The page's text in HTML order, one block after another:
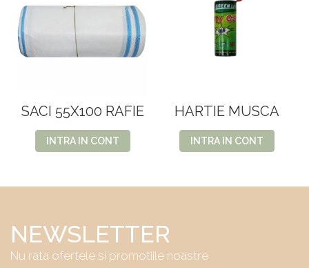
SACI 55X100 RAFIE
INTRA IN CONT
HARTIE MUSCA
INTRA IN CONT
NEWSLETTER
Nu rata ofertele si promotiile noastre